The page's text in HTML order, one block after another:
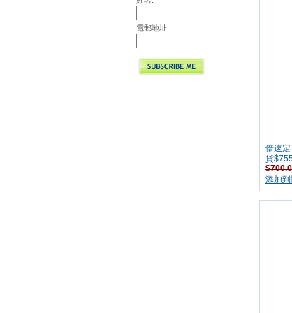
電郵地址:
倍速
貨
添加